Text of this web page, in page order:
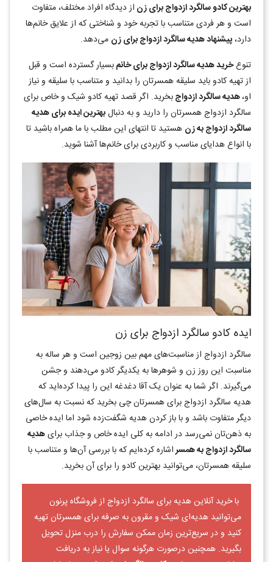
بهترین کادو سالگرد ازدواج برای زن از دیدگاه افراد مختلف، متفاوت
است و هر فردی متناسب با تجربه خود و شناختی که از علایق خانم‌ها
دارد،پیشنهاد هدیه سالگرد ازدواج برای زن می‌دهد.
تنوعخرید هدیه سالگرد ازدواج برای خانمبسیار گسترده است و قبل
از تهیه کادو باید سلیقه همسرتان را بدانید و متناسب با سلیقه و نیاز
او،هدیه سالگرد ازدواجبخرید. اگر قصد تهیه کادو شیک و خاص برای
سالگرد ازدواج همسرتان را دارید و به دنبالبهترین ایده برای هدیه
سالگرد ازدواج به زن هستید تا انتهای این مطلب با ما همراه باشید تا
با انواع هدایای مناسب و کاربردی برای خانم‌ها آشنا شوید.
ایده کادو سالگرد ازدواج برای زن
سالگرد ازدواج از مناسبت‌های مهم بین زوجین است و هر ساله به
مناسبت این روز زن و شوهرها به یکدیگر کادو می‌دهند و جشن
می‌گیرند. اگر شما به عنوان یک آقا دغدغه این را پیدا کرده‌اید که
هدیه سالگرد ازدواج برای همسرتان چی بخرید که نسبت به سال‌های
دیگر متفاوت باشد و با باز کردن هدیه شگفت‌زده شود اما ایده خاصی
به ذهن‌تان نمی‌رسد در ادامه به کلی ایده خاص و جذاب برایهدیه
سالگرد ازدواج به همسراشاره کرده‌ایم که با بررسی آن‌ها و متناسب با
سلیقه همسرتان، می‌توانید بهترین کادو را برای آن بخرید.
با خرید آنلاین هدیه برای سالگرد ازدواج از فروشگاه پرنون
می‌توانید هدیه‌ای شیک و مقرون به صرفه برای همسرتان تهیه
کنید و در سریع‌ترین زمان ممکن سفارش را درب منزل تحویل
بگیرید. همچنین درصورت هرگونه سوال یا نیاز به دریافت